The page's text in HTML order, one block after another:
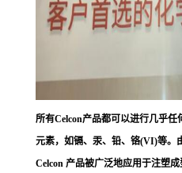
所有Celcon产品都可以进行几乎
元素，如镉、汞、铅、铬(VI)等。
Celcon 产品被广泛地应用于注塑